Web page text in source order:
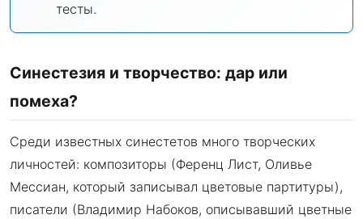
тесты.
Синестезия и творчество: дар или
помеха?
Среди известных синестетов много творческих
личностей: композиторы (Ференц Лист, Оливье
Мессиан, который записывал цветовые партитуры),
писатели (Владимир Набоков, описывавший цветные